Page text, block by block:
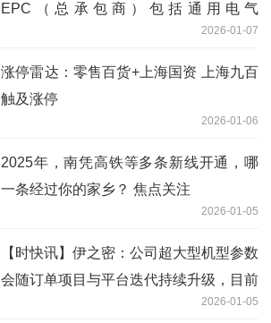
EPC（总承包商）包括通用电气
（GE）、住重福惠（SFW）等知名企业
2026-01-07
涨停雷达：零售百货+上海国资 上海九百
触及涨停
2026-01-06
2025年，南凭高铁等多条新线开通，哪
一条经过你的家乡？ 焦点关注
2026-01-05
【时快讯】伊之密：公司超大型机型参数
会随订单项目与平台迭代持续升级，目前
公司超大型压铸机最高吨位为9000吨
2026-01-05